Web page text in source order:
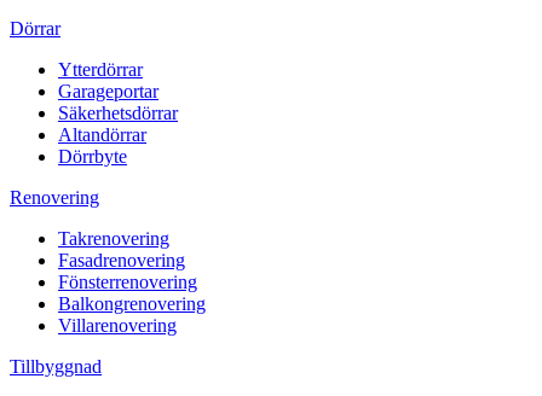
Dörrar
Ytterdörrar
Garageportar
Säkerhetsdörrar
Altandörrar
Dörrbyte
Renovering
Takrenovering
Fasadrenovering
Fönsterrenovering
Balkongrenovering
Villarenovering
Tillbyggnad